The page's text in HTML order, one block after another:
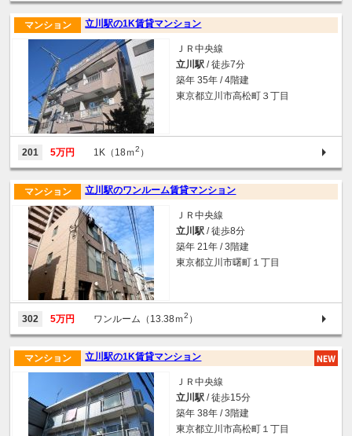
立川駅の1K賃貸マンション
マンション
ＪＲ中央線
立川駅 / 徒歩7分
築年 35年 / 4階建
東京都立川市高松町３丁目
201 5万円 1K（18ｍ2 ）
立川駅のワンルーム賃貸マンション
マンション
ＪＲ中央線
立川駅 / 徒歩8分
築年 21年 / 3階建
東京都立川市曙町１丁目
302 5万円 ワンルーム（13.38ｍ2 ）
立川駅の1K賃貸マンション
マンション
ＪＲ中央線
立川駅 / 徒歩15分
築年 38年 / 3階建
東京都立川市高松町１丁目